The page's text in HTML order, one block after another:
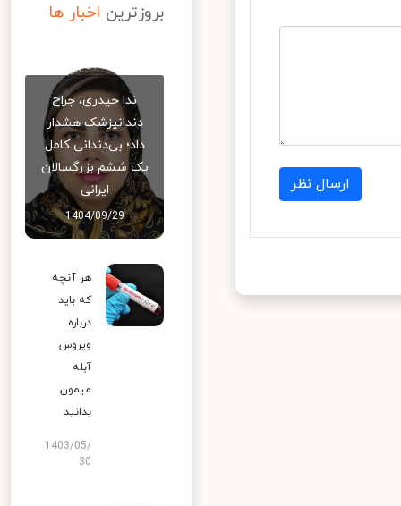
ارسال نظر
بروزترین اخبار ها
ندا حیدری، جراح
دندانپزشک هشدار
داد؛ بی‌دندانی کامل
یک ششم بزرگسالان
ایرانی
1404/09/29
هر آنچه
که باید
درباره
ویروس
آبله
میمون
بدانید
1403/05/
30